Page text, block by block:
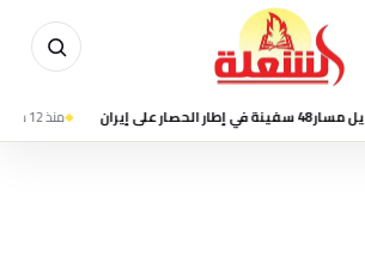
منذ 12 ساعة هيئة